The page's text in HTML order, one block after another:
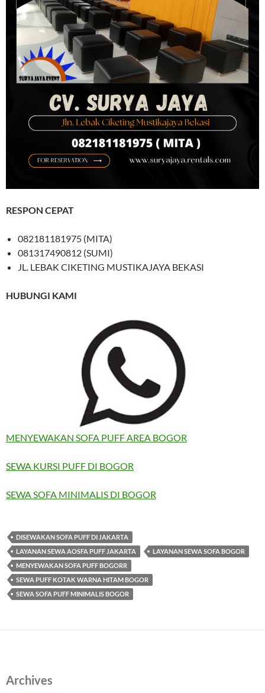
RESPON CEPAT
082181181975 (MITA)
081317490812 (SUMI)
JL. LEBAK CIKETING MUSTIKAJAYA BEKASI
HUBUNGI KAMI
MENYEWAKAN SOFA PUFF AREA BOGOR
SEWA KURSI PUFF DI BOGOR
SEWA SOFA MINIMALIS DI BOGOR
DISEWAKAN SOFA PUFF DI JAKARTA
LAYANAN SEWA AOSFA PUFF JAKARTA
LAYANAN SEWA SOFA BOGOR
MENYEWAKAN SOFA PUFF BOGORR
SEWA PUFF KOTAK WARNA HITAM BOGOR
SEWA SOFA PUFF MINIMALIS BOGOR
Archives